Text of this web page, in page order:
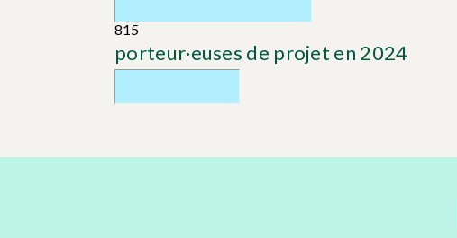
815
porteur·euses de projet en 2024